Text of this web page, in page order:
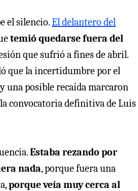
el silencio.El delantero del
temió quedarse fuera del
que sufrió a fines de abril.
que la incertidumbre por el
una posible recaída marcaron
convocatoria definitiva de Luis
Estaba rezando por
nada, porque fuera una
porque veía muy cerca al